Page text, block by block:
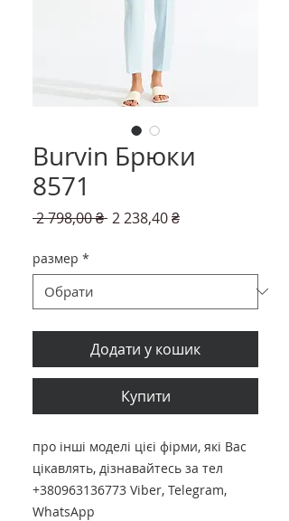
Burvin Брюки
8571
2 798,00 ₴ Звичайна
2 238,40 ₴За
размер *
Додати у кошик
Купити
про інші моделі цієі фірми, які Вас
цікавлять, дізнавайтесь за тел
+380963136773 Viber, Telegram,
WhatsApp